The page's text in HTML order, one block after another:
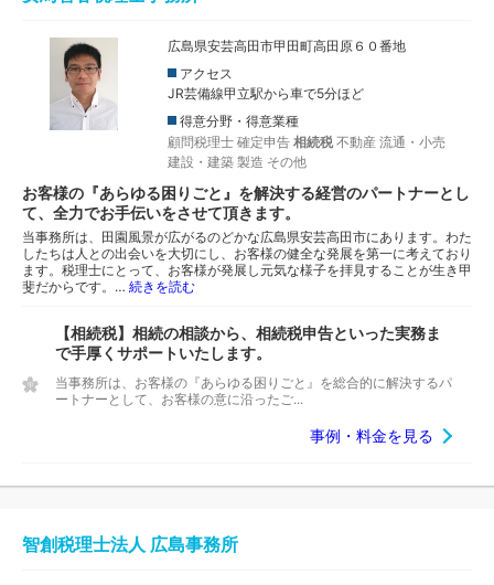
広島県安芸高田市甲田町高田原６０番地
アクセス
JR芸備線甲立駅から車で5分ほど
得意分野・得意業種
顧問税理士 確定申告 相続税 不動産 流通・小売
建設・建築 製造 その他
お客様の『あらゆる困りごと』を解決する経営のパートナーとし
て、全力でお手伝いをさせて頂きます。
当事務所は、田園風景が広がるのどかな広島県安芸高田市にあります。わた
したちは人との出会いを大切にし、お客様の健全な発展を第一に考えており
ます。税理士にとって、お客様が発展し元気な様子を拝見することが生き甲
斐だからです。… 続きを読む
【相続税】相続の相談から、相続税申告といった実務ま
で手厚くサポートいたします。
当事務所は、お客様の『あらゆる困りごと』を総合的に解決するパ
ートナーとして、お客様の意に沿ったご...
事例・料金を見る
智創税理士法人 広島事務所